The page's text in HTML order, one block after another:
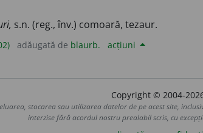
s.n. (reg., înv.) comoară, tezaur.
adăugată de blaurb. acțiuni
Copyright © 2004-
stocarea sau utilizarea datelor de pe acest site,
interzise fără acordul nostru prealabil scris, cu